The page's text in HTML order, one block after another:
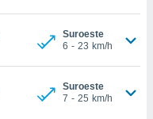
Suroeste
6 - 23 km/h
Suroeste
7 - 25 km/h